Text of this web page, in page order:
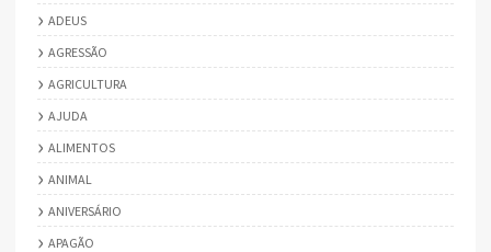
ADEUS
AGRESSÃO
AGRICULTURA
AJUDA
ALIMENTOS
ANIMAL
ANIVERSÁRIO
APAGÃO